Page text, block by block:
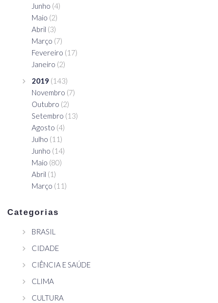
Junho (4)
Maio (2)
Abril (3)
Março (7)
Fevereiro (17)
Janeiro (2)
2019 (143)
Novembro (7)
Outubro (2)
Setembro (13)
Agosto (4)
Julho (11)
Junho (14)
Maio (80)
Abril (1)
Março (11)
Categorias
BRASIL
CIDADE
CIÊNCIA E SAÚDE
CLIMA
CULTURA